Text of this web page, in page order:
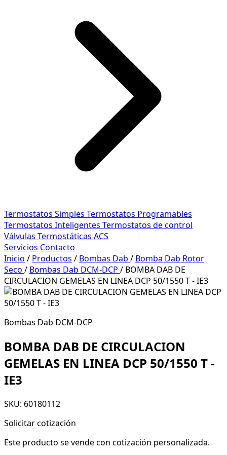
Termostatos Simples Termostatos Programables
Termostatos Inteligentes Termostatos de control
Válvulas Termostáticas ACS
Servicios Contacto
Inicio / Productos / Bombas Dab / Bomba Dab Rotor
Seco / Bombas Dab DCM-DCP / BOMBA DAB DE
CIRCULACION GEMELAS EN LINEA DCP 50/1550 T - IE3
Bombas Dab DCM-DCP
BOMBA DAB DE CIRCULACION
GEMELAS EN LINEA DCP 50/1550 T -
IE3
SKU: 60180112
Solicitar cotización
Este producto se vende con cotización personalizada.